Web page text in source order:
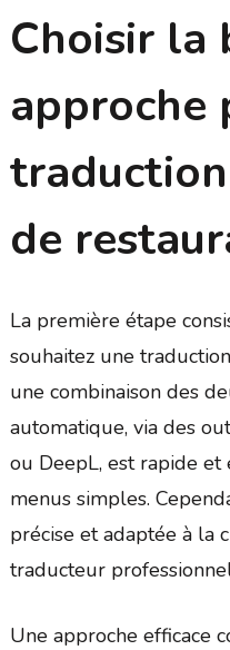
Choisir la
approche
de
La première étape
souhaitez une traduction
une combinaison des
automatique, via des
ou DeepL, est rapide
menus simples.
précise et adaptée à la
traducteur
Une approche efficace